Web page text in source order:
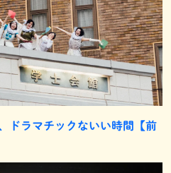
ドラマチックないい時間【前